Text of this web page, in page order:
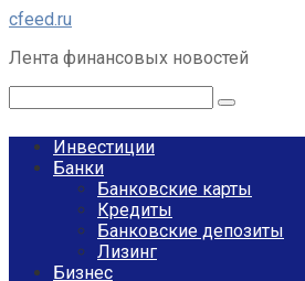
Перейти
контенту
cfeed.ru
Лента финансовых новостей
Инвестиции
Банки
Банковские карты
Кредиты
Банковские депозиты
Лизинг
Бизнес